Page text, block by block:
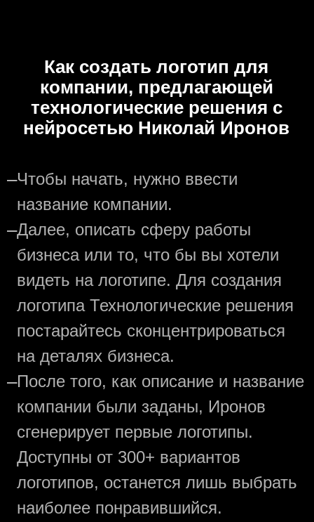
Как создать логотип для
компании, предлагающей
технологические решения с
нейросетью Николай Иронов
—Чтобы начать, нужно ввести
название компании.
—Далее, описать сферу работы
бизнеса или то, что бы вы хотели
видеть на логотипе. Для создания
логотипа Технологические решения
постарайтесь сконцентрироваться
на деталях бизнеса.
—После того, как описание и название
компании были заданы, Иронов
сгенерирует первые логотипы.
Доступны от 300+ вариантов
логотипов, останется лишь выбрать
наиболее понравившийся.